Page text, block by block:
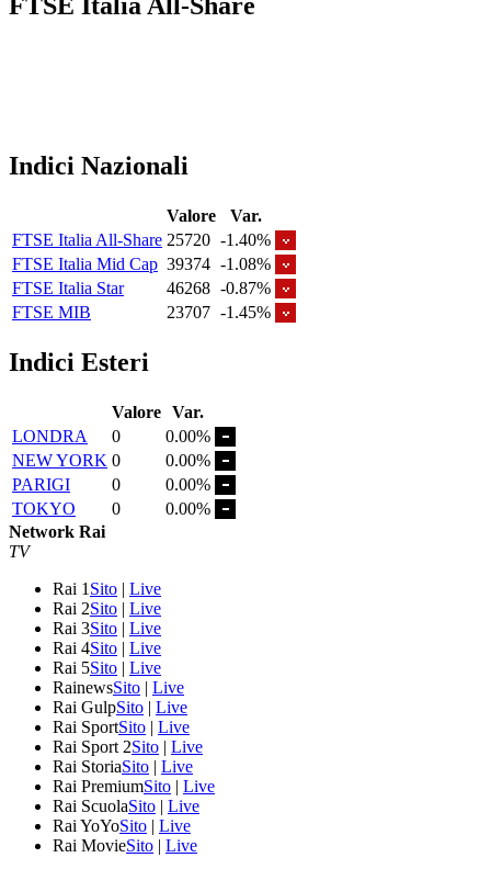
Indici Nazionali
Valore
Var.
FTSE Italia All-Share 25720 -1.40%
FTSE Italia Mid Cap 39374 -1.08%
FTSE Italia Star
46268 -0.87%
FTSE MIB
23707 -1.45%
Indici Esteri
Valore Var.
LONDRA
0
0.00%
NEW YORK 0
0.00%
PARIGI
0
0.00%
TOKYO
0
0.00%
Network Rai
TV
Rai 1 Sito | Live
Rai 2Sito | Live
Rai 3Sito | Live
Rai 4Sito | Live
Rai 5Sito | Live
RainewsSito | Live
Rai GulpSito | Live
Rai SportSito | Live
Rai Sport 2Sito | Live
Rai StoriaSito | Live
Rai PremiumSito | Live
Rai ScuolaSito | Live
Rai YoYoSito | Live
Rai MovieSito | Live